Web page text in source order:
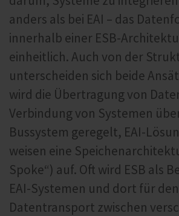
anders als bei EAI – das
innerhalb einer ESB-
einheitlich. Auch von der
unterscheiden sich beide
wird die Übertragung von
Verbindung von Systemen
Bussystem geregelt, EAI-
weisen eine
Spoke“) auf. Oft wird ESB als
EAI-Systemen und dort für den
Datentransport zwischen